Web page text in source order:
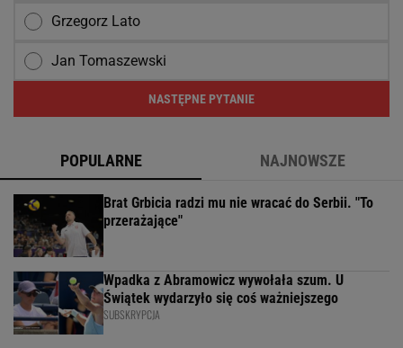
Grzegorz Lato
Jan Tomaszewski
NASTĘPNE PYTANIE
POPULARNE NAJNOWSZE
Brat Grbicia radzi mu nie wracać do Serbii. "To
przerażające"
Wpadka z Abramowicz wywołała szum. U
Świątek wydarzyło się coś ważniejszego
SUBSKRYPCJA